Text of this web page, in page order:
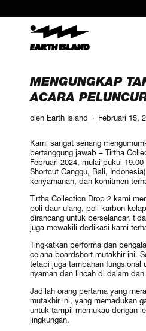
MENGUNGKAP
ACARA
oleh Earth Island · Februari 15,
Kami sangat senang
bertanggung jawab – Tirtha
Februari 2024, mulai pukul
Shortcut Canggu, Bali,
kenyamanan, dan komitmen
Tirtha Collection Drop 2 kami
poli daur ulang, poli karbon
dirancang untuk berselancar,
juga mewakili dedikasi kami
Tingkatkan performa dan
celana boardshort mutakhir ini.
tetapi juga tambahan fungsional
nyaman dan lincah di dalam dan
Jadilah orang pertama yang
mutakhir ini, yang memadukan
untuk tampil memukau dengan
lingkungan.